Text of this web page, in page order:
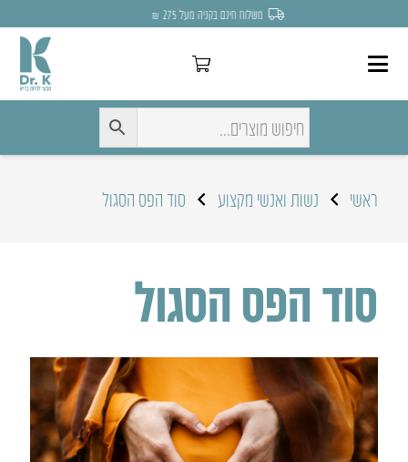
משלוח חינם בקניה מעל 275 ₪
ראשי נשות ואנשי מקצוע סוד הפס הסגול
סוד הפס הסגול